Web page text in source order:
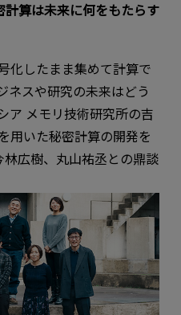
算は未来に何をもたらす
化したまま集めて計算で
ネスや研究の未来はどう
ア メモリ技術研究所の吉
用いた秘密計算の開発を
林広樹、丸山祐丞との鼎談